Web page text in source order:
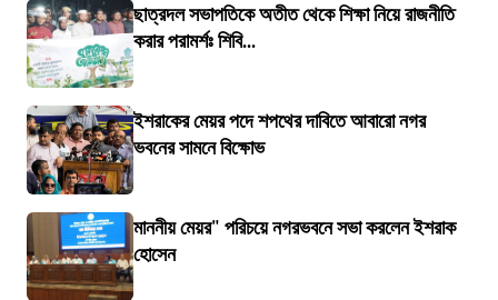
ছাত্রদল সভাপতিকে অতীত থেকে শিক্ষা নিয়ে রাজনীতি
করার পরামর্শঃ শিবি...
ইশরাকের মেয়র পদে শপথের দাবিতে আবারো নগর
ভবনের সামনে বিক্ষোভ
মাননীয় মেয়র" পরিচয়ে নগরভবনে সভা করলেন ইশরাক
হোসেন